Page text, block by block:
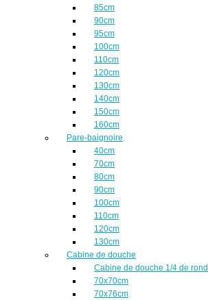
85cm
90cm
95cm
100cm
110cm
120cm
130cm
140cm
150cm
160cm
Pare-baignoire
40cm
70cm
80cm
90cm
100cm
110cm
120cm
130cm
Cabine de douche
Cabine de douche 1/4 de rond
70x70cm
70x76cm